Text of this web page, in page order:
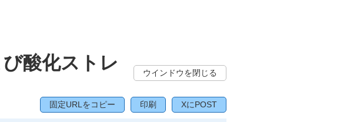
酸化ストレ
ウインドウを閉じる
固定URLをコピー 印刷 XにPOST